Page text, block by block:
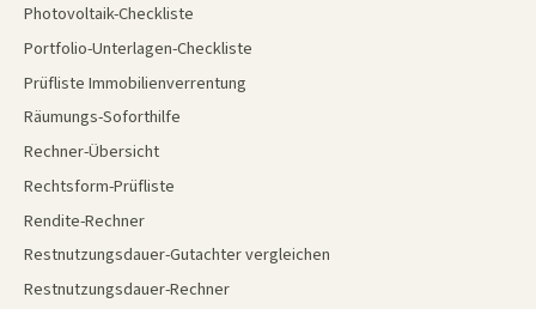
Photovoltaik-Checkliste
Portfolio-Unterlagen-Checkliste
Prüfliste Immobilienverrentung
Räumungs-Soforthilfe
Rechner-Übersicht
Rechtsform-Prüfliste
Rendite-Rechner
Restnutzungsdauer-Gutachter vergleichen
Restnutzungsdauer-Rechner